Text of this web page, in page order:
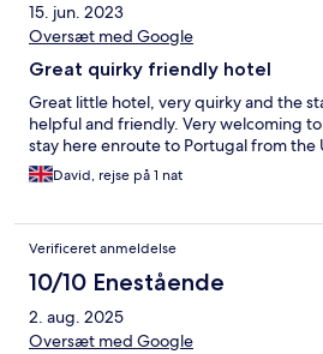
15. jun. 2023
Oversæt med Google
Great quirky friendly hotel
Great little hotel, very quirky and the
helpful and friendly. Very welcoming
stay here enroute to Portugal from the
David, rejse på 1 nat
Verificeret anmeldelse
10/10 Enestående
2. aug. 2025
Oversæt med Google